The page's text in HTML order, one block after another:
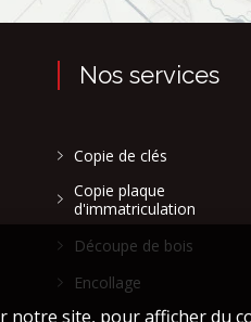
Nos services
Copie de clés
Copie plaque
d'immatriculation
Découpe de bois
Encollage